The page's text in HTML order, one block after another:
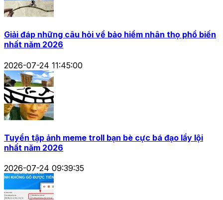
Giải đáp những câu hỏi về bảo hiểm nhân thọ phổ biến
nhất năm 2026
2026-07-24 11:45:00
Tuyển tập ảnh meme troll bạn bè cực bá đạo lầy lội
nhất năm 2026
2026-07-24 09:39:35